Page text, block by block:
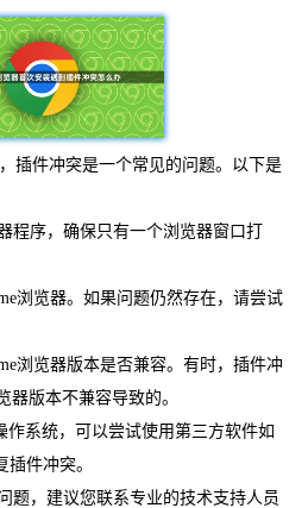
插件冲突是一个常见的问题。以下是
程序，确保只有一个浏览器窗口打
浏览器。如果问题仍然存在，请尝试
浏览器版本是否兼容。有时，插件冲
器版本不兼容导致的。
作系统，可以尝试使用第三方软件如
插件冲突。
题，建议您联系专业的技术支持人员